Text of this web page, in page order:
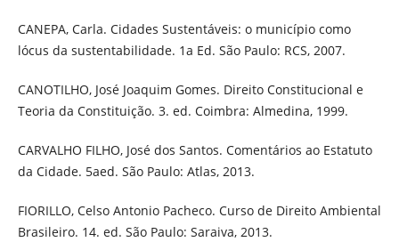
CANEPA, Carla. Cidades Sustentáveis: o município como
lócus da sustentabilidade. 1a Ed. São Paulo: RCS, 2007.
CANOTILHO, José Joaquim Gomes. Direito Constitucional e
Teoria da Constituição. 3. ed. Coimbra: Almedina, 1999.
CARVALHO FILHO, José dos Santos. Comentários ao Estatuto
da Cidade. 5aed. São Paulo: Atlas, 2013.
FIORILLO, Celso Antonio Pacheco. Curso de Direito Ambiental
Brasileiro. 14. ed. São Paulo: Saraiva, 2013.